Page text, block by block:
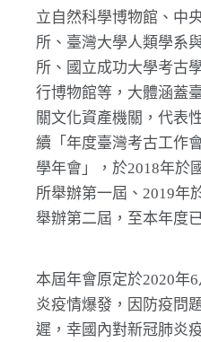
立自然科學博物館、中
所、臺灣大學人類學系
所、國立成功大學考古
行博物館等，大體涵蓋
關文化資產機關，代表
續「年度臺灣考古工作
學年會」，於2018年於
所舉辦第一屆、2019年
舉辦第二屆，至本年度
本屆年會原定於2020年
炎疫情爆發，因防疫問
遲，幸國內對新冠肺炎